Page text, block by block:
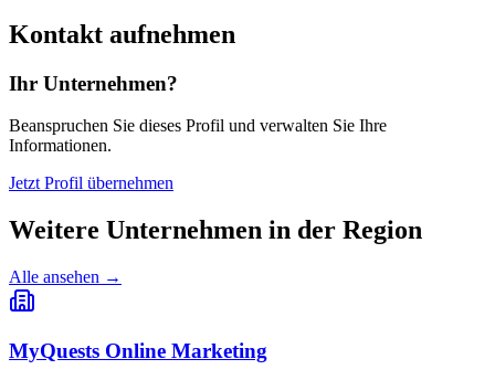
Kontakt aufnehmen
Ihr Unternehmen?
Beanspruchen Sie dieses Profil und verwalten Sie Ihre
Informationen.
Jetzt Profil übernehmen
Weitere Unternehmen in der Region
Alle ansehen →
MyQuests Online Marketing